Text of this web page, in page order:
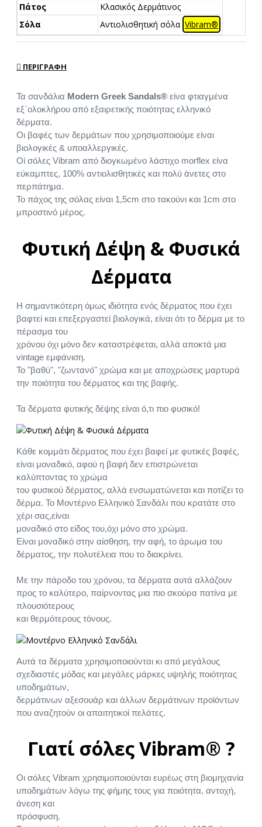
Πάτος
Κλασικός Δερμάτινος
Σόλα
Αντιολισθητική σόλα Vibram®
ΠΕΡΙΓΡΑΦΉ
Τα σανδάλια Modern Greek Sandals® είνα φτιαγμένα
εξ΄ολοκλήρου από εξαιρετικής ποιότητας ελληνικό
δέρματα.
Οι βαφές των δερμάτων που χρησιμοποιούμε είναι
βιολογικές & υποαλλεργικές.
Οί σόλες Vibram από διογκωμένο λάστιχο morflex είνα
εύκαμπτες, 100% αντιολισθητικές και πολύ άνετες στο
περπάτημα.
Το πάχος της σόλας είναι 1,5cm στο τακούνι και 1cm στο
μπροστινό μέρος.
Φυτική Δέψη & Φυσικά
Δέρματα
Η σημαντικότερη όμως ιδιότητα ενός δέρματος που έχει
βαφτεί και επεξεργαστεί βιολογικά, είναι ότι το δέρμα με το
πέρασμα του
χρόνου όχι μόνο δεν καταστρέφεται, αλλά αποκτά μια
vintage εμφάνιση.
Το "βαθύ", "ζωντανό" χρώμα και με αποχρώσεις μαρτυρά
την ποιότητα του δέρματος και της βαφής.
Τα δέρματα φυτικής δέψης είναι ό,τι πιο φυσικό!
Κάθε κομμάτι δέρματος που έχει βαφεί με φυτικές βαφές,
είναι μοναδικό, αφού η βαφή δεν επιστρώνεται
καλύπτοντας το χρώμα
του φυσικού δέρματος, αλλά ενσωματώνεται και ποτίζει το
δέρμα. Το Μοντέρνο Ελληνικό Σανδάλι που κρατάτε στο
χέρι σας,είναι
μοναδικό στο είδος του,όχι μόνο στο χρώμα.
Είναι μοναδικό στην αίσθηση, την αφή, το άρωμα του
δέρματος, την πολυτέλεια που το διακρίνει.
Με την πάροδο του χρόνου, τα δέρματα αυτά αλλάζουν
προς το καλύτερο, παίρνοντας μια πιο σκούρα πατίνα με
πλουσιότερους
και θερμότερους τόνους.
Αυτά τα δέρματα χρησιμοποιούνται κι από μεγάλους
σχεδιαστές μόδας και μεγάλες μάρκες υψηλής ποιότητας
υποδημάτων,
δερμάτινων αξεσουάρ και άλλων δερμάτινων προϊόντων
που αναζητούν οι απαιτητικοί πελάτες.
Γιατί σόλες Vibram® ?
Οι σόλες Vibram χρησιμοποιούνται ευρέως στη βιομηχανία
υποδημάτων λόγω της φήμης τους για ποιότητα, αντοχή,
άνεση και
πρόσφυση.